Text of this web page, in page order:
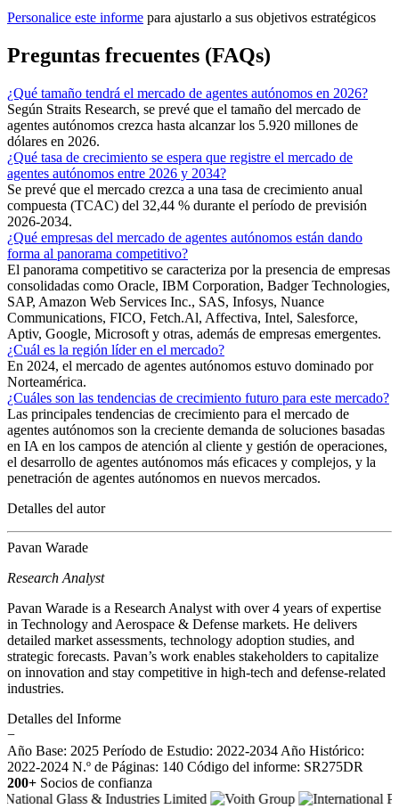
Personalice este informe para ajustarlo a sus objetivos estratégicos
Preguntas frecuentes (FAQs)
¿Qué tamaño tendrá el mercado de agentes autónomos en 2026?
Según Straits Research, se prevé que el tamaño del mercado de
agentes autónomos crezca hasta alcanzar los 5.920 millones de
dólares en 2026.
¿Qué tasa de crecimiento se espera que registre el mercado de
agentes autónomos entre 2026 y 2034?
Se prevé que el mercado crezca a una tasa de crecimiento anual
compuesta (TCAC) del 32,44 % durante el período de previsión
2026-2034.
¿Qué empresas del mercado de agentes autónomos están dando
forma al panorama competitivo?
El panorama competitivo se caracteriza por la presencia de empresas
consolidadas como Oracle, IBM Corporation, Badger Technologies,
SAP, Amazon Web Services Inc., SAS, Infosys, Nuance
Communications, FICO, Fetch.Al, Affectiva, Intel, Salesforce,
Aptiv, Google, Microsoft y otras, además de empresas emergentes.
¿Cuál es la región líder en el mercado?
En 2024, el mercado de agentes autónomos estuvo dominado por
Norteamérica.
¿Cuáles son las tendencias de crecimiento futuro para este mercado?
Las principales tendencias de crecimiento para el mercado de
agentes autónomos son la creciente demanda de soluciones basadas
en IA en los campos de atención al cliente y gestión de operaciones,
el desarrollo de agentes autónomos más eficaces y complejos, y la
penetración de agentes autónomos en nuevos mercados.
Detalles del autor
Pavan Warade
Research Analyst
Pavan Warade is a Research Analyst with over 4 years of expertise
in Technology and Aerospace & Defense markets. He delivers
detailed market assessments, technology adoption studies, and
strategic forecasts. Pavan’s work enables stakeholders to capitalize
on innovation and stay competitive in high-tech and defense-related
industries.
Detalles del Informe
−
Año Base: 2025 Período de Estudio: 2022-2034 Año Histórico:
2022-2024 N.º de Páginas: 140 Código del informe: SR275DR
200+ Socios de confianza